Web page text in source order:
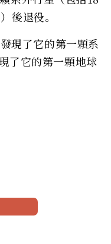
後退役。
現了它的第一顆系
了它的第一顆地球